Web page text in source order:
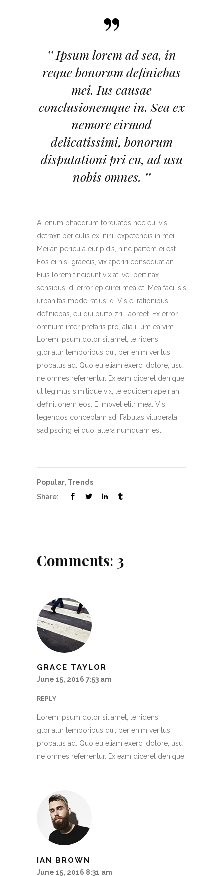
”
’’ Ipsum lorem ad sea, in
reque bonorum definiebas
mei. Ius causae
conclusionemque in. Sea ex
nemore eirmod
delicatissimi, bonorum
disputationi pri cu, ad usu
nobis omnes. ’’
Alienum phaedrum torquatos nec eu, vis
detraxit periculis ex, nihil expetendis in mei.
Mei an pericula euripidis, hinc partem ei est.
Eos ei nisl graecis, vix aperiri consequat an.
Eius lorem tincidunt vix at, vel pertinax
sensibus id, error epicurei mea et. Mea facilisis
urbanitas mode ratius id. Vis ei rationibus
definiebas, eu qui purto zril laoreet. Ex error
omnium inter pretaris pro, alia illum ea vim.
Lorem ipsum dolor sit amet, te ridens
gloriatur temporibus qui, per enim veritus
probatus ad. Quo eu etiam exerci dolore, usu
ne omnes referrentur. Ex eam diceret denique,
ut legimus similique vix, te equidem apeirian
definitionem eos. Ei movet elitr mea. Vis
legendos conceptam ad. Fabulas vituperata
sadipscing ei quo, altera numquam est.
Popular, Trends
Share:
Comments: 3
GRACE TAYLOR
June 15, 2016 7:53 am
REPLY
Lorem ipsum dolor sit amet, te ridens
gloriatur temporibus qui, per enim veritus
probatus ad. Quo eu etiam exerci dolore, usu
ne omnes referrentur. Ex eam diceret denique.
IAN BROWN
June 15, 2016 8:31 am